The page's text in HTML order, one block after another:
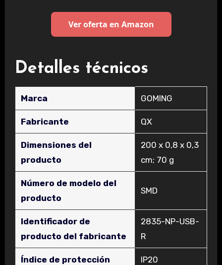
Ver oferta en Amazon
Detalles técnicos
Marca ‎GOMING
Fabricante ‎QX
Dimensiones del
producto
‎200 x 0,8 x 0,3
cm; 70 g
Número de modelo del
producto
‎SMD
Identificador de
producto del fabricante
‎2835-NP-USB-
R
Índice de protección ‎IP20